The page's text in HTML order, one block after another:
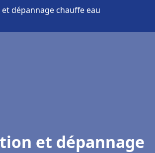
dépannage chauffe eau
et dépannage